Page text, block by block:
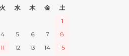
火 水 木 金
土
1
4 5 6 7
8
11 12 13 14
15